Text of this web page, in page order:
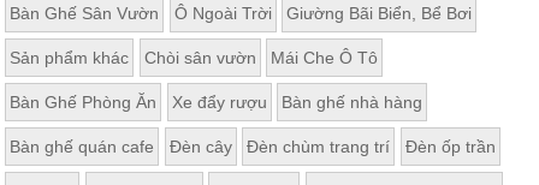
Bàn Ghế Sân Vườn Ô Ngoài Trời Giường Bãi Biển, Bể Bơi
Sản phẩm khác Chòi sân vườn Mái Che Ô Tô
Bàn Ghế Phòng Ăn Xe đẩy rượu Bàn ghế nhà hàng
Bàn ghế quán cafe Đèn cây Đèn chùm trang trí Đèn ốp trần